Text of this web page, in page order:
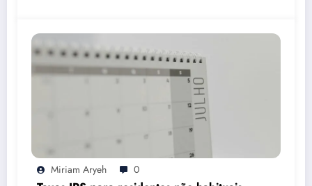
Miriam Aryeh 0